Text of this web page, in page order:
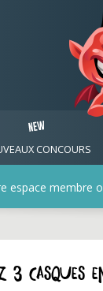
CONCOURS
espace membre
3